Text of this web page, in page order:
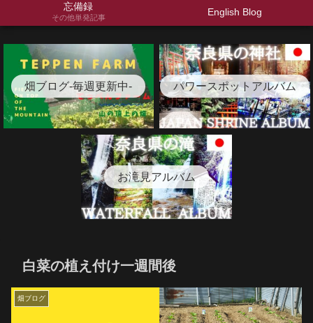
忘備録
その他単発記事 English Blog
畑ブログ-毎週更新中- パワースポットアルバム
お滝見アルバム
白菜の植え付け一週間後
畑ブログ